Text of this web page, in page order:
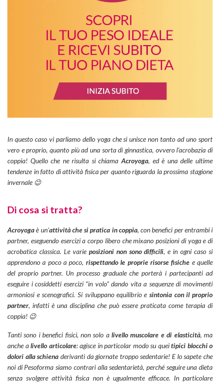
In questo caso vi parliamo dello yoga che si unisce non tanto ad uno sport
vero e proprio, quanto più ad una sorta di ginnastica, ovvero l’acrobazia di
coppia! Quello che ne risulta si chiamaAcroyoga, ed è una delle ultime
tendenze in fatto di attività fisica per quanto riguarda la prossima stagione
invernale 😉
Di cosa si tratta?
Acroyogaè un’attività che si pratica in coppia, con benefici per entrambi i
partner, eseguendo esercizi a corpo libero che mixano posizioni di yoga e di
acrobatica classica. Le varie posizioni non sono difficili, e in ogni caso si
apprendono a poco a poco, rispettando le proprie risorse fisiche e quelle
del proprio partner. Un processo graduale che porterà i partecipanti ad
eseguire i cosiddetti esercizi “in volo” dando vita a sequenze di movimenti
armoniosi e scenografici. Si sviluppano equilibrio e sintonia con il proprio
partner, infatti è una disciplina che può essere praticata come terapia di
coppia! 😉
Tanti sono i benefici fisici, non solo alivello muscolare e di elasticità, ma
anche alivello articolare: agisce in particolar modo su queitipici blocchi o
dolori alla schiena derivanti da giornate troppo sedentarie! E lo sapete che
noi di Pesoforma siamo contrari alla sedentarietà, perché seguire una dieta
senza svolgere attività fisica non è ugualmente efficace. In particolare